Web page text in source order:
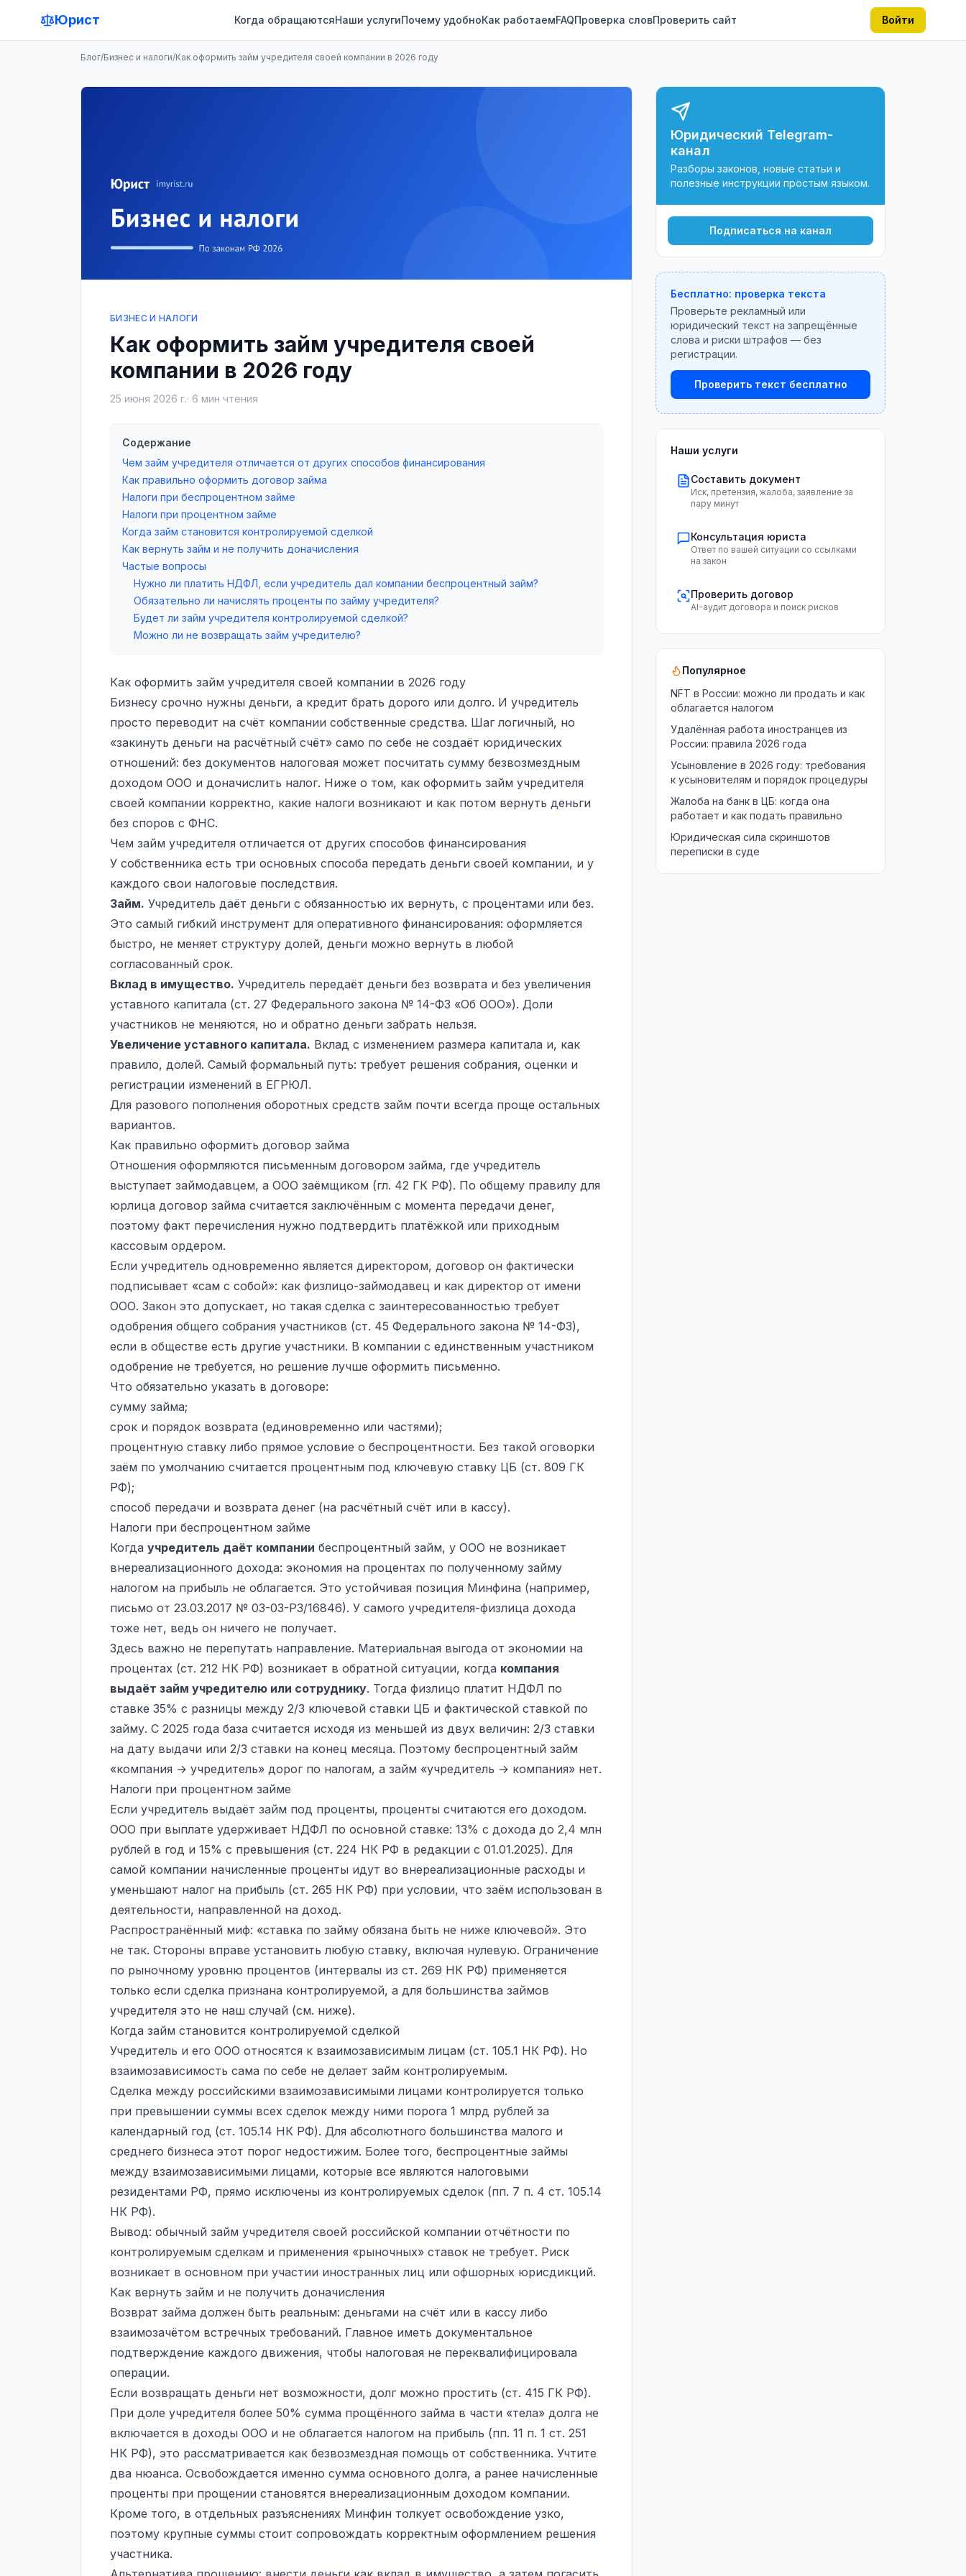
Юрист Когда обращаютсяНаши услугиПочему удобноКак работаемFAQПроверка словПроверить сайт Войти
Блог/Бизнес и налоги/Как оформить займ учредителя своей компании в 2026 году
БИЗНЕС И НАЛОГИ
Как оформить займ учредителя своей
компании в 2026 году
25 июня 2026 г.· 6 мин чтения
Содержание
Чем займ учредителя отличается от других способов финансирования
Как правильно оформить договор займа
Налоги при беспроцентном займе
Налоги при процентном займе
Когда займ становится контролируемой сделкой
Как вернуть займ и не получить доначисления
Частые вопросы
Нужно ли платить НДФЛ, если учредитель дал компании беспроцентный займ?
Обязательно ли начислять проценты по займу учредителя?
Будет ли займ учредителя контролируемой сделкой?
Можно ли не возвращать займ учредителю?
Как оформить займ учредителя своей компании в 2026 году
Бизнесу срочно нужны деньги, а кредит брать дорого или долго. И учредитель
просто переводит на счёт компании собственные средства. Шаг логичный, но
«закинуть деньги на расчётный счёт» само по себе не создаёт юридических
отношений: без документов налоговая может посчитать сумму безвозмездным
доходом ООО и доначислить налог. Ниже о том, как оформить займ учредителя
своей компании корректно, какие налоги возникают и как потом вернуть деньги
без споров с ФНС.
Чем займ учредителя отличается от других способов финансирования
У собственника есть три основных способа передать деньги своей компании, и у
каждого свои налоговые последствия.
Займ. Учредитель даёт деньги с обязанностью их вернуть, с процентами или без.
Это самый гибкий инструмент для оперативного финансирования: оформляется
быстро, не меняет структуру долей, деньги можно вернуть в любой
согласованный срок.
Вклад в имущество. Учредитель передаёт деньги без возврата и без увеличения
уставного капитала (ст. 27 Федерального закона № 14-ФЗ «Об ООО»). Доли
участников не меняются, но и обратно деньги забрать нельзя.
Увеличение уставного капитала. Вклад с изменением размера капитала и, как
правило, долей. Самый формальный путь: требует решения собрания, оценки и
регистрации изменений в ЕГРЮЛ.
Для разового пополнения оборотных средств займ почти всегда проще остальных
вариантов.
Как правильно оформить договор займа
Отношения оформляются письменным договором займа, где учредитель
выступает займодавцем, а ООО заёмщиком (гл. 42 ГК РФ). По общему правилу для
юрлица договор займа считается заключённым с момента передачи денег,
поэтому факт перечисления нужно подтвердить платёжкой или приходным
кассовым ордером.
Если учредитель одновременно является директором, договор он фактически
подписывает «сам с собой»: как физлицо-займодавец и как директор от имени
ООО. Закон это допускает, но такая сделка с заинтересованностью требует
одобрения общего собрания участников (ст. 45 Федерального закона № 14-ФЗ),
если в обществе есть другие участники. В компании с единственным участником
одобрение не требуется, но решение лучше оформить письменно.
Что обязательно указать в договоре:
сумму займа;
срок и порядок возврата (единовременно или частями);
процентную ставку либо прямое условие о беспроцентности. Без такой оговорки
заём по умолчанию считается процентным под ключевую ставку ЦБ (ст. 809 ГК
РФ);
способ передачи и возврата денег (на расчётный счёт или в кассу).
Налоги при беспроцентном займе
Когда учредитель даёт компании беспроцентный займ, у ООО не возникает
внереализационного дохода: экономия на процентах по полученному займу
налогом на прибыль не облагается. Это устойчивая позиция Минфина (например,
письмо от 23.03.2017 № 03-03-РЗ/16846). У самого учредителя-физлица дохода
тоже нет, ведь он ничего не получает.
Здесь важно не перепутать направление. Материальная выгода от экономии на
процентах (ст. 212 НК РФ) возникает в обратной ситуации, когда компания
выдаёт займ учредителю или сотруднику. Тогда физлицо платит НДФЛ по
ставке 35% с разницы между 2/3 ключевой ставки ЦБ и фактической ставкой по
займу. С 2025 года база считается исходя из меньшей из двух величин: 2/3 ставки
на дату выдачи или 2/3 ставки на конец месяца. Поэтому беспроцентный займ
«компания → учредитель» дорог по налогам, а займ «учредитель → компания» нет.
Налоги при процентном займе
Если учредитель выдаёт займ под проценты, проценты считаются его доходом.
ООО при выплате удерживает НДФЛ по основной ставке: 13% с дохода до 2,4 млн
рублей в год и 15% с превышения (ст. 224 НК РФ в редакции с 01.01.2025). Для
самой компании начисленные проценты идут во внереализационные расходы и
уменьшают налог на прибыль (ст. 265 НК РФ) при условии, что заём использован в
деятельности, направленной на доход.
Распространённый миф: «ставка по займу обязана быть не ниже ключевой». Это
не так. Стороны вправе установить любую ставку, включая нулевую. Ограничение
по рыночному уровню процентов (интервалы из ст. 269 НК РФ) применяется
только если сделка признана контролируемой, а для большинства займов
учредителя это не наш случай (см. ниже).
Когда займ становится контролируемой сделкой
Учредитель и его ООО относятся к взаимозависимым лицам (ст. 105.1 НК РФ). Но
взаимозависимость сама по себе не делает займ контролируемым.
Сделка между российскими взаимозависимыми лицами контролируется только
при превышении суммы всех сделок между ними порога 1 млрд рублей за
календарный год (ст. 105.14 НК РФ). Для абсолютного большинства малого и
среднего бизнеса этот порог недостижим. Более того, беспроцентные займы
между взаимозависимыми лицами, которые все являются налоговыми
резидентами РФ, прямо исключены из контролируемых сделок (пп. 7 п. 4 ст. 105.14
НК РФ).
Вывод: обычный займ учредителя своей российской компании отчётности по
контролируемым сделкам и применения «рыночных» ставок не требует. Риск
возникает в основном при участии иностранных лиц или офшорных юрисдикций.
Как вернуть займ и не получить доначисления
Возврат займа должен быть реальным: деньгами на счёт или в кассу либо
взаимозачётом встречных требований. Главное иметь документальное
подтверждение каждого движения, чтобы налоговая не переквалифицировала
операции.
Если возвращать деньги нет возможности, долг можно простить (ст. 415 ГК РФ).
При доле учредителя более 50% сумма прощённого займа в части «тела» долга не
включается в доходы ООО и не облагается налогом на прибыль (пп. 11 п. 1 ст. 251
НК РФ), это рассматривается как безвозмездная помощь от собственника. Учтите
два нюанса. Освобождается именно сумма основного долга, а ранее начисленные
проценты при прощении становятся внереализационным доходом компании.
Кроме того, в отдельных разъяснениях Минфин толкует освобождение узко,
поэтому крупные суммы стоит сопровождать корректным оформлением решения
участника.
Юридический Telegram-
канал
Разборы законов, новые статьи и
полезные инструкции простым языком.
Подписаться на канал
Бесплатно: проверка текста
Проверьте рекламный или
юридический текст на запрещённые
слова и риски штрафов — без
регистрации.
Проверить текст бесплатно
Наши услуги
Составить документ
Иск, претензия, жалоба, заявление за
пару минут
Консультация юриста
Ответ по вашей ситуации со ссылками
на закон
Проверить договор
AI-аудит договора и поиск рисков
Популярное
NFT в России: можно ли продать и как
облагается налогом
Удалённая работа иностранцев из
России: правила 2026 года
Усыновление в 2026 году: требования
к усыновителям и порядок процедуры
Жалоба на банк в ЦБ: когда она
работает и как подать правильно
Юридическая сила скриншотов
переписки в суде